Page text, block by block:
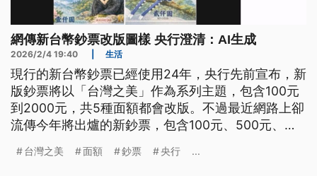
網傳新台幣鈔票改版圖樣 央行澄清：AI生成
2026/2/4 19:40 生活
現行的新台幣鈔票已經使用24年，央行先前宣布，新
版鈔票將以「台灣之美」作為系列主題，包含100元
到2000元，共5種面額都會改版。不過最近網路上卻
流傳今年將出爐的新鈔票，包含100元、500元、
台灣黑熊到台灣藍鵲都有。央行表示，目前網路流傳
台灣之美 面額 鈔票 央行 ...